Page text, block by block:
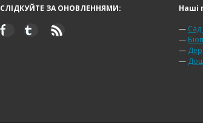
СЛІДКУЙТЕ ЗА ОНОВЛЕННЯМИ:
Наші
—
—
—
—